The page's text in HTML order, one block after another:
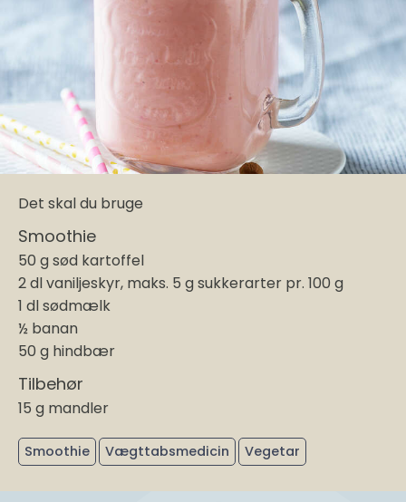
Det skal du bruge
Smoothie
50 g sød kartoffel
2 dl vaniljeskyr, maks. 5 g sukkerarter pr. 100 g
1 dl sødmælk
½ banan
50 g hindbær
Tilbehør
15 g mandler
Smoothie Vægttabsmedicin Vegetar